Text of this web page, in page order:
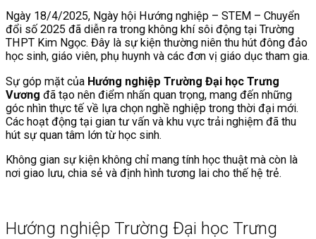
Ngày 18/4/2025, Ngày hội Hướng nghiệp – STEM – Chuyển
đổi số 2025 đã diễn ra trong không khí sôi động tại Trường
THPT Kim Ngọc. Đây là sự kiện thường niên thu hút đông đảo
học sinh, giáo viên, phụ huynh và các đơn vị giáo dục tham gia.
Sự góp mặt của Hướng nghiệp Trường Đại học Trưng
Vương đã tạo nên điểm nhấn quan trọng, mang đến những
góc nhìn thực tế về lựa chọn nghề nghiệp trong thời đại mới.
Các hoạt động tại gian tư vấn và khu vực trải nghiệm đã thu
hút sự quan tâm lớn từ học sinh.
Không gian sự kiện không chỉ mang tính học thuật mà còn là
nơi giao lưu, chia sẻ và định hình tương lai cho thế hệ trẻ.
Hướng nghiệp Trường Đại học Trưng